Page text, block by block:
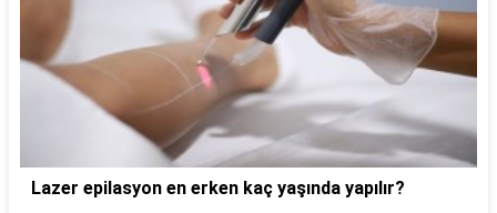
Lazer epilasyon en erken kaç yaşında yapılır?